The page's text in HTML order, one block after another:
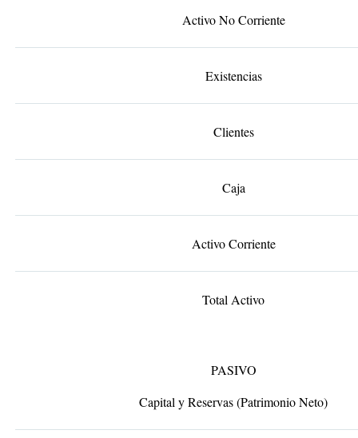
Activo No Corriente
Existencias
Clientes
Caja
Activo Corriente
Total Activo
PASIVO
Capital y Reservas (Patrimonio Neto)